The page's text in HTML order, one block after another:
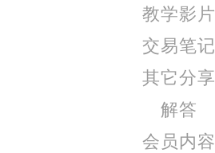
教学影片
交易笔记
其它分享
解答
会员内容